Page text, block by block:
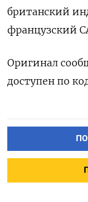
британский
французский
Оригинал
доступен по